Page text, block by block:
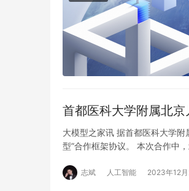
首都医科大学附属北
大模型之家讯 据首都医科大学
型”合作框架协议。 本次合作中
志斌 人工智能 2023年12